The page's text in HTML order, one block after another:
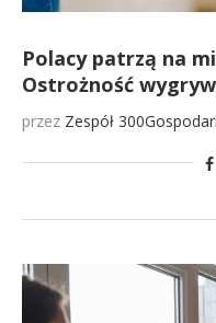
Polacy patrzą na
Ostrożność
przez Zespół